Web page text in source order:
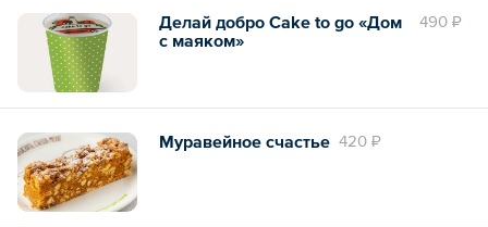
490 ₽
Делай добро Сake to go «Дом
с маяком»
420 ₽
Муравейное счастье